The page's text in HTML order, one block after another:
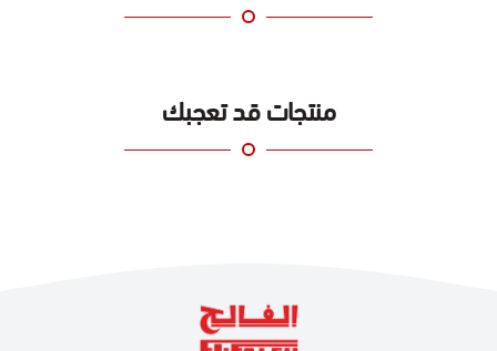
منتجات قد تعجبك